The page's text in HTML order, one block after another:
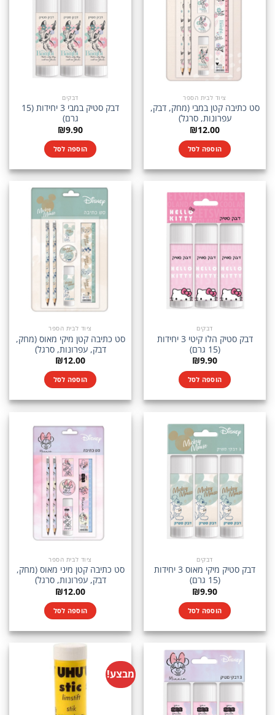
ציוד לבית הספר
סט כתיבה קטן במבי (מחק, דבק,
עפרונות, סרגל)
₪12.00
הוספה לסל
דבקים
דבק סטיק במבי 3 יחידות (15
גרם)
₪9.90
הוספה לסל
דבקים
דבק סטיק הלו קיטי 3 יחידות
(15 גרם)
₪9.90
הוספה לסל
ציוד לבית הספר
סט כתיבה קטן מיקי מאוס (מחק,
דבק, עפרונות, סרגל)
₪12.00
הוספה לסל
דבקים
דבק סטיק מיקי מאוס 3 יחידות
(15 גרם)
₪9.90
הוספה לסל
ציוד לבית הספר
סט כתיבה קטן מיני מאוס (מחק,
דבק, עפרונות, סרגל)
₪12.00
הוספה לסל
מבצע!